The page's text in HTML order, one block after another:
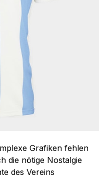
Grafiken fehlen
die nötige Nostalgie
des Vereins